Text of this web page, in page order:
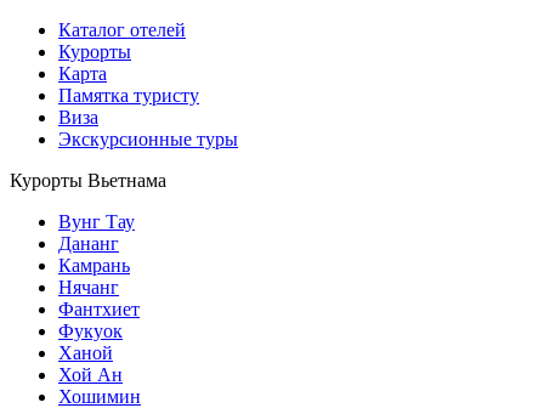
Каталог отелей
Курорты
Карта
Памятка туристу
Виза
Экскурсионные туры
Курорты Вьетнама
Вунг Тау
Дананг
Камрань
Нячанг
Фантхиет
Фукуок
Ханой
Хой Ан
Хошимин